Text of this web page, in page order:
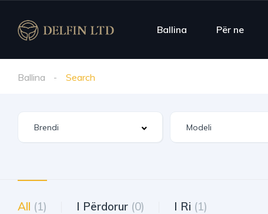
Ballina Për ne
Ballina Search
All (1) I Përdorur (0) I Ri (1)